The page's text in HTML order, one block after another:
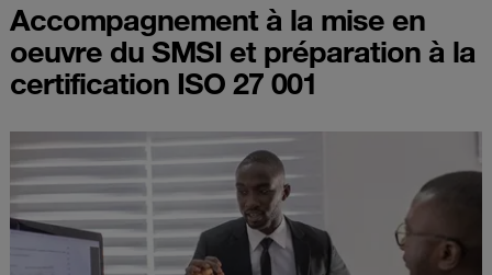
Accompagnement à la mise en
oeuvre du SMSI et préparation à la
certification ISO 27 001